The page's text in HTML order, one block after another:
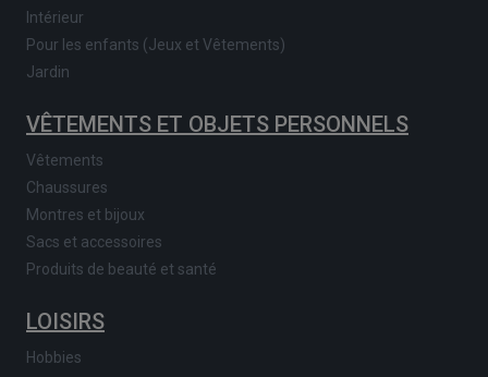
Intérieur
Pour les enfants (Jeux et Vêtements)
Jardin
VÊTEMENTS ET OBJETS PERSONNELS
Vêtements
Chaussures
Montres et bijoux
Sacs et accessoires
Produits de beauté et santé
LOISIRS
Hobbies